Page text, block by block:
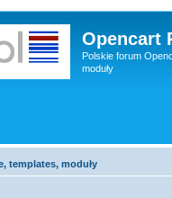
Opencart
Polskie forum
moduły
templates, moduły